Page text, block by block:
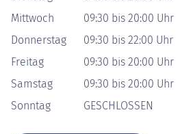
Mittwoch
09:30 bis 20:00 Uhr
Donnerstag
09:30 bis 22:00 Uhr
Freitag
09:30 bis 20:00 Uhr
Samstag
09:30 bis 20:00 Uhr
Sonntag
GESCHLOSSEN